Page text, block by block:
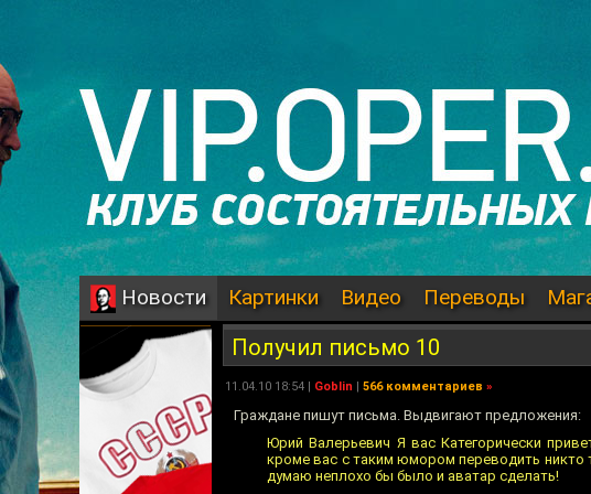
Новости Картинки Видео Переводы
Получил письмо 10
11.04.10 18:54 | Goblin | 566 комментариев »
Граждане пишут письма. Выдвигают предложения:
Юрий Валерьевич Я вас Категорически
кроме вас с таким юмором переводить никто
думаю неплохо бы было и аватар сделать!